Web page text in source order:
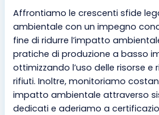
Affrontiamo le crescenti sfide
ambientale con un impegno
fine di ridurre l’impatto
pratiche di produzione a basso
ottimizzando l’uso delle risorse e
rifiuti. Inoltre, monitoriamo
impatto ambientale attraverso
dedicati e aderiamo a